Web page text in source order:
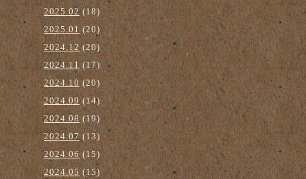
2025.02(18)
2025.01 (20)
2024.12 (20)
2024.11(17)
2024.10 (20)
2024.09(14)
2024.08(19)
2024.07 (13)
2024.06(15)
2024.05 (15)